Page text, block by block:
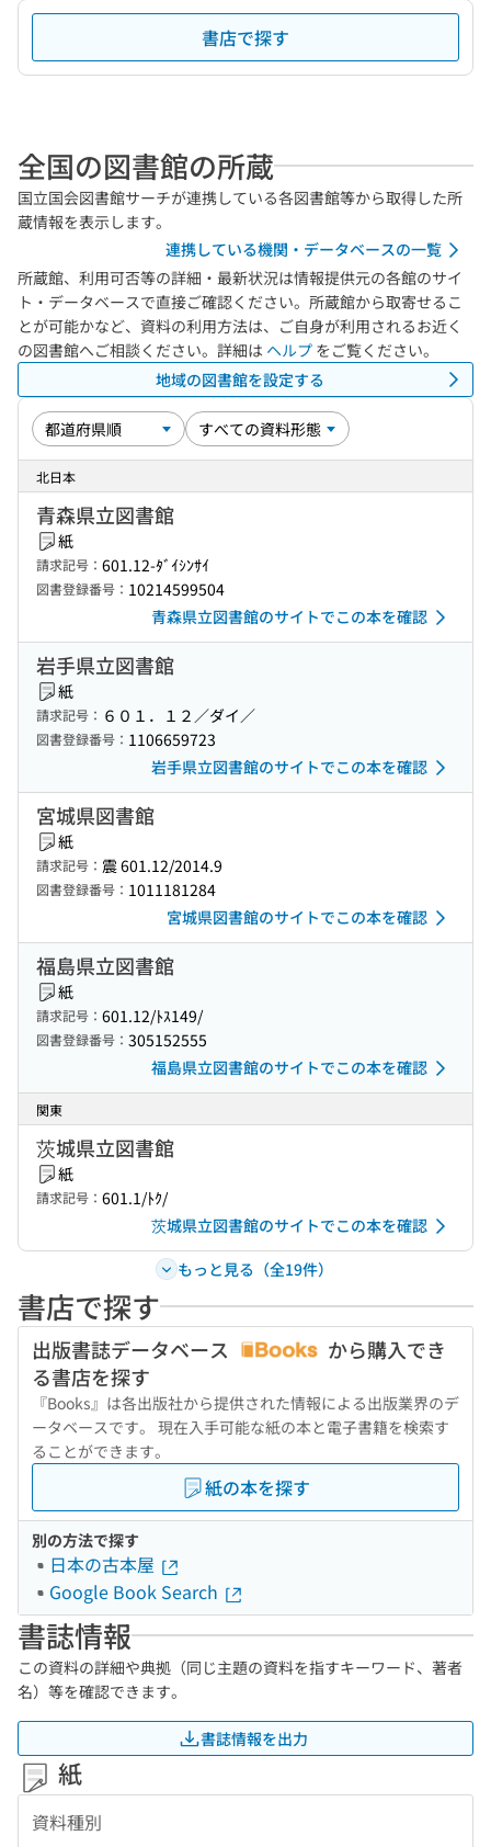
書店で探す
全国の図書館の所蔵
国立国会図書館サーチが連携している各図書館等から取得した所
蔵情報を表示します。
連携している機関・データベースの一覧
所蔵館、利用可否等の詳細・最新状況は情報提供元の各館のサイ
ト・データベースで直接ご確認ください。所蔵館から取寄せるこ
とが可能かなど、資料の利用方法は、ご自身が利用されるお近く
の図書館へご相談ください。詳細は ヘルプ をご覧ください。
地域の図書館を設定する
北日本
青森県立図書館
紙
請求記号： 601.12-ﾀﾞｲｼﾝｻｲ
図書登録番号： 10214599504
青森県立図書館のサイトでこの本を確認
岩手県立図書館
紙
請求記号： ６０１．１２／ダイ／
図書登録番号： 1106659723
岩手県立図書館のサイトでこの本を確認
宮城県図書館
紙
請求記号： 震 601.12/2014.9
図書登録番号： 1011181284
宮城県図書館のサイトでこの本を確認
福島県立図書館
紙
請求記号： 601.12/ﾄｽ149/
図書登録番号： 305152555
福島県立図書館のサイトでこの本を確認
関東
茨城県立図書館
紙
請求記号： 601.1/ﾄｸ/
茨城県立図書館のサイトでこの本を確認
もっと見る（全19件）
書店で探す
出版書誌データベース
から購入でき
る書店を探す
『Books』は各出版社から提供された情報による出版業界のデ
ータベースです。 現在入手可能な紙の本と電子書籍を検索す
ることができます。
紙の本を探す
別の方法で探す
日本の古本屋
Google Book Search
書誌情報
この資料の詳細や典拠（同じ主題の資料を指すキーワード、著者
名）等を確認できます。
書誌情報を出力
紙
資料種別